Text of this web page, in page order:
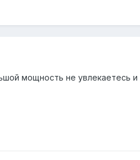
мощность не увлекаетесь